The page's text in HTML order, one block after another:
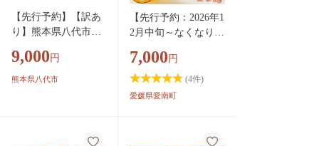
吉田農園 愛南町 愛媛
県
【先行予約】【訳あ
り】熊本県八代市産
g 家庭用 蜜柑 ミカン
柑橘 くだもの 果物
9,000 円
熊本県八代市
【先行予約：2026年1
2月中旬～なくなり次
10kg 7000円 樹齢25年
以上 みかん mikan 蜜
柑 わけあり あまなつ
用 事前 予約 受付 産
7,000 円
(4件)
愛媛県愛南町